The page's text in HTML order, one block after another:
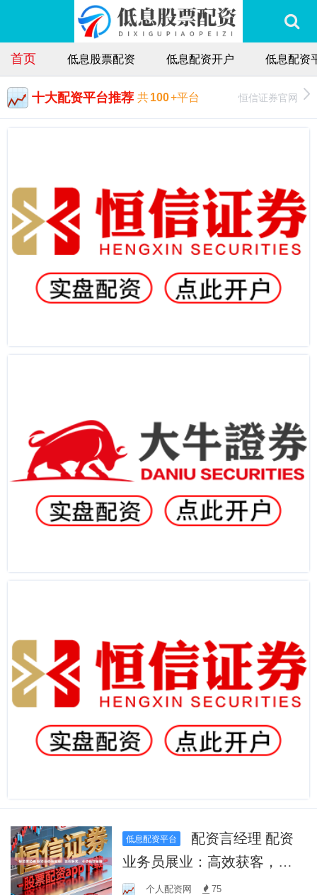
首页 低息股票配资 低息配资开户 低息配资
十大配资平台推荐 共100+平台 恒信证券官网
低息配资平台
业务员展业：高效获客，业
绩倍增秘籍！
个人配资网 75